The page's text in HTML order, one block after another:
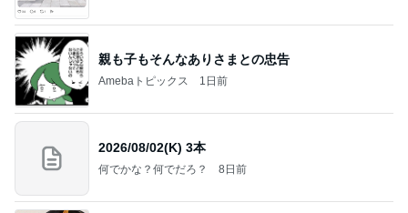
親も子もそんなありさまとの忠告
Amebaトピックス 1日前
2026/08/02(K) 3本
何でかな？何でだろ？ 8日前